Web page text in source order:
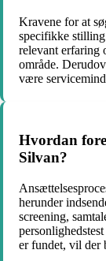
Kravene for at
specifikke
relevant erfaring
område.
være
Hvordan
Silvan?
herunder
screening,
er fundet, vil der